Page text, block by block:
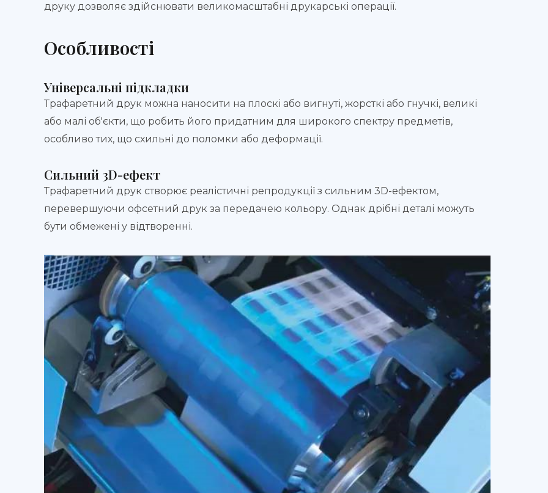
друку дозволяє здійснювати великомасштабні друкарські операції.
Особливості
Універсальні підкладки
Трафаретний друк можна наносити на плоскі або вигнуті, жорсткі або гнучкі, великі
або малі об'єкти, що робить його придатним для широкого спектру предметів,
особливо тих, що схильні до поломки або деформації.
Сильний 3D-ефект
Трафаретний друк створює реалістичні репродукції з сильним 3D-ефектом,
перевершуючи офсетний друк за передачею кольору. Однак дрібні деталі можуть
бути обмежені у відтворенні.